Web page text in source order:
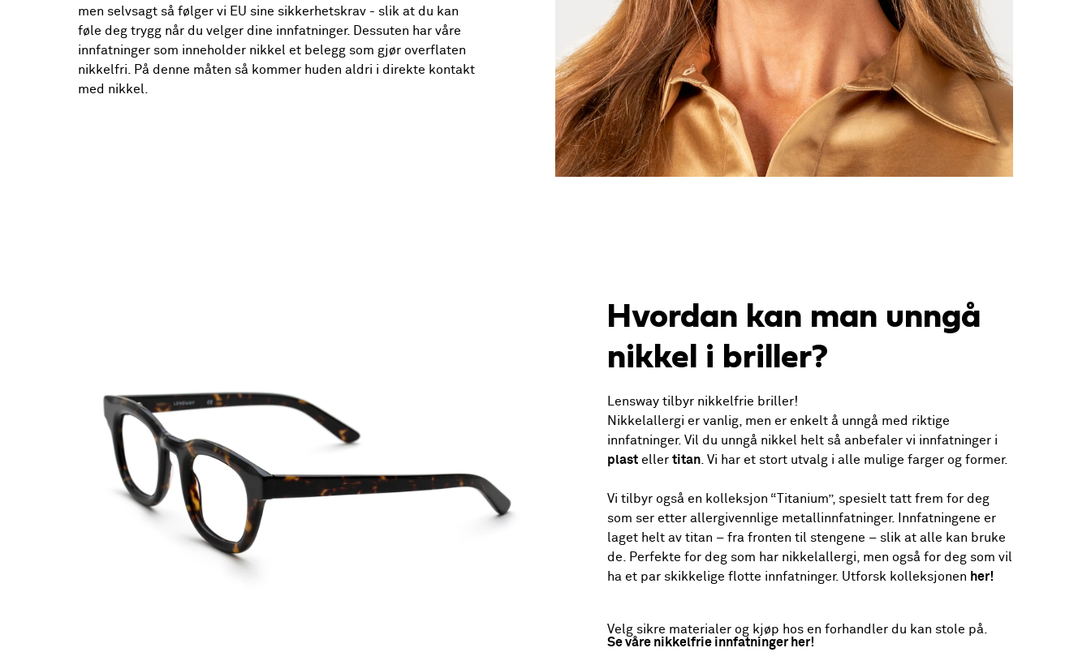
men selvsagt så følger vi EU sine sikkerhetskrav - slik at du kan
føle deg trygg når du velger dine innfatninger. Dessuten har våre
innfatninger som inneholder nikkel et belegg som gjør overflaten
nikkelfri. På denne måten så kommer huden aldri i direkte kontakt
med nikkel.
Hvordan kan man unngå
nikkel i briller?
Lensway tilbyr nikkelfrie briller!
Nikkelallergi er vanlig, men er enkelt å unngå med riktige
innfatninger. Vil du unngå nikkel helt så anbefaler vi innfatninger i
plast eller titan. Vi har et stort utvalg i alle mulige farger og former.
Vi tilbyr også en kolleksjon “Titanium”, spesielt tatt frem for deg
som ser etter allergivennlige metallinnfatninger. Innfatningene er
laget helt av titan – fra fronten til stengene – slik at alle kan bruke
de. Perfekte for deg som har nikkelallergi, men også for deg som vil
ha et par skikkelige flotte innfatninger. Utforsk kolleksjonen her!
Velg sikre materialer og kjøp hos en forhandler du kan stole på.
Se våre nikkelfrie innfatninger her!